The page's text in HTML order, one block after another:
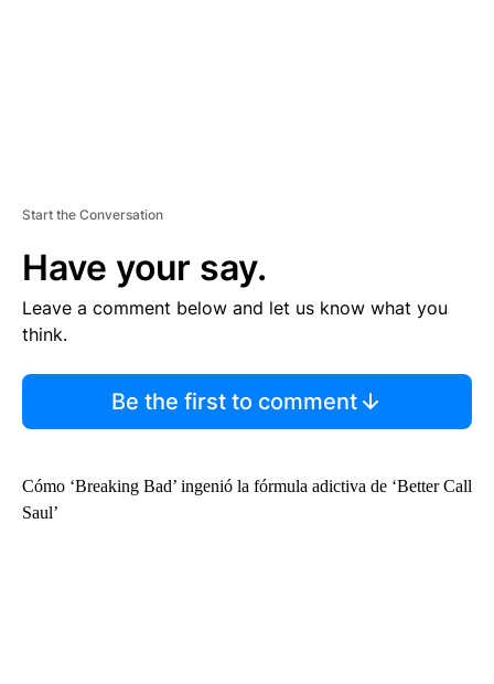
Start the Conversation
Have your say.
Leave a comment below and let us know what you
think.
Be the first to comment
Cómo ‘Breaking Bad’ ingenió la fórmula adictiva de ‘Better Call
Saul’